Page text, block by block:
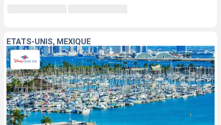
ÉTATS-UNIS, MEXIQUE